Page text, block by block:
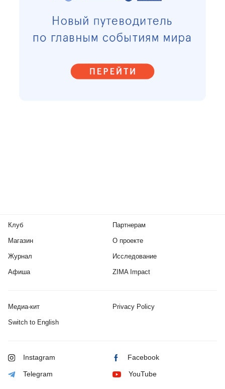
Клуб
Магазин
Журнал
Афиша
Партнерам
О проекте
Исследование
ZIMA Impact
Медиа-кит Privacy Policy
Switch to English
Instagram Facebook
Telegram YouTube